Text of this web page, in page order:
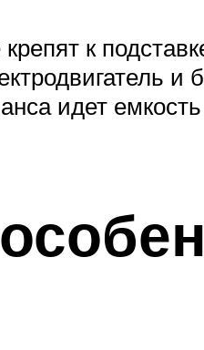
к
и
идет